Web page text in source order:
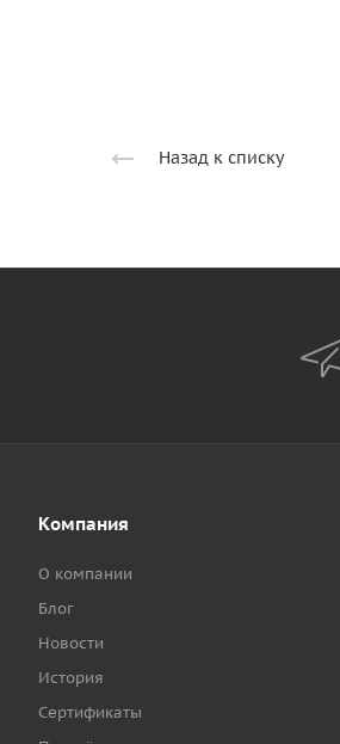
Назад к списку
Компания
О компании
Блог
Новости
История
Сертификаты